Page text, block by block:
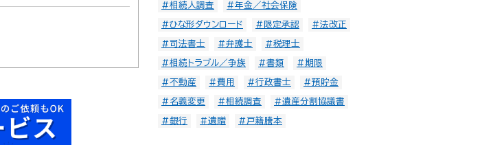
#相続人調査 #年金／社会保険
#ひな形ダウンロード #限定承認 #法改正
#司法書士 #弁護士 #税理士
#相続トラブル／争族 #書類 #期限
#不動産 #費用 #行政書士 #預貯金
#名義変更 #相続調査 #遺産分割協議書
#銀行 #遺贈 #戸籍謄本